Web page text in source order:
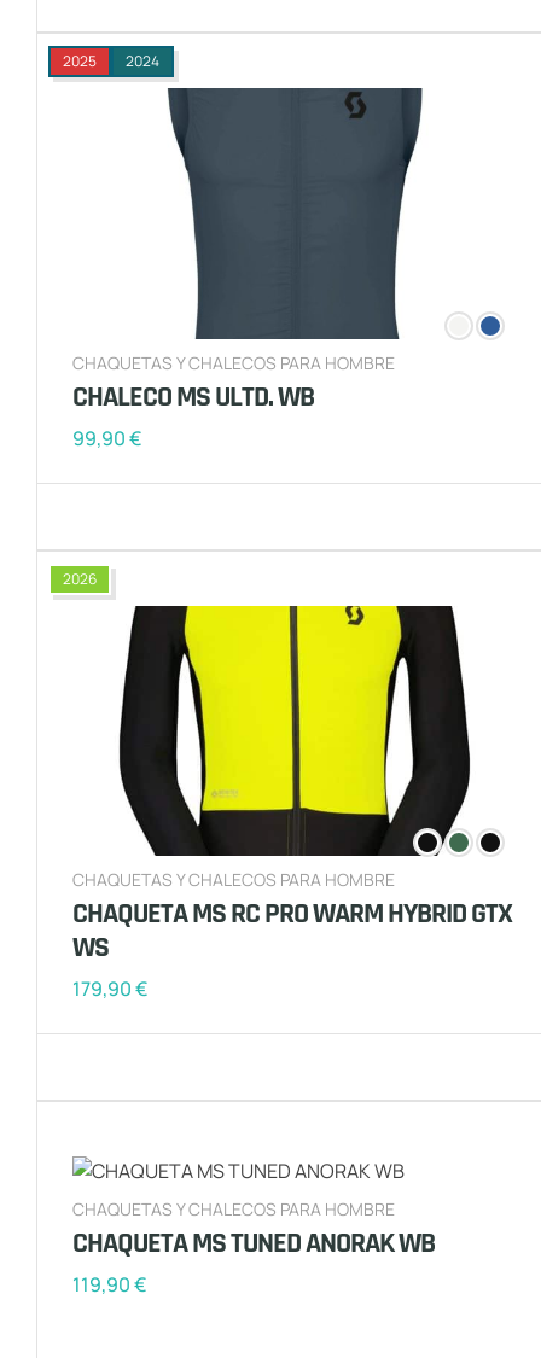
2025 2024
CHAQUETAS Y CHALECOS PARA HOMBRE
CHALECO MS ULTD. WB
99,90€
2026
CHAQUETAS Y CHALECOS PARA HOMBRE
CHAQUETA MS RC PRO WARM HYBRID GTX
WS
179,90€
CHAQUETAS Y CHALECOS PARA HOMBRE
CHAQUETA MS TUNED ANORAK WB
119,90€